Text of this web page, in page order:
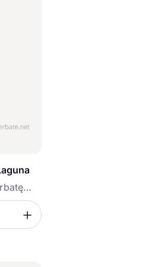
Zwiększ ilość